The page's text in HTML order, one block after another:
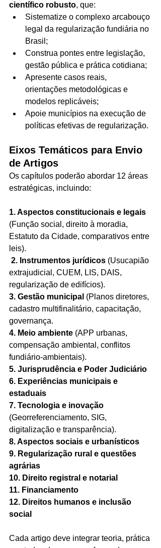
científico robusto, que:
Sistematize o complexo arcabouço
legal da regularização fundiária no
Brasil;
Construa pontes entre legislação,
gestão pública e prática cotidiana;
Apresente casos reais,
orientações metodológicas e
modelos replicáveis;
Apoie municípios na execução de
políticas efetivas de regularização.
Eixos Temáticos para Envio
de Artigos
Os capítulos poderão abordar 12 áreas
estratégicas, incluindo:
1. Aspectos constitucionais e legais
(Função social, direito à moradia,
Estatuto da Cidade, comparativos entre
leis).
2. Instrumentos jurídicos (Usucapião
extrajudicial, CUEM, LIS, DAIS,
regularização de edifícios).
3. Gestão municipal (Planos diretores,
cadastro multifinalitário, capacitação,
governança.
4. Meio ambiente (APP urbanas,
compensação ambiental, conflitos
fundiário-ambientais).
5. Jurisprudência e Poder Judiciário
6. Experiências municipais e
estaduais
7. Tecnologia e inovação
(Georreferenciamento, SIG,
digitalização e transparência).
8. Aspectos sociais e urbanísticos
9. Regularização rural e questões
agrárias
10. Direito registral e notarial
11. Financiamento
12. Direitos humanos e inclusão
social
Cada artigo deve integrar teoria, prática